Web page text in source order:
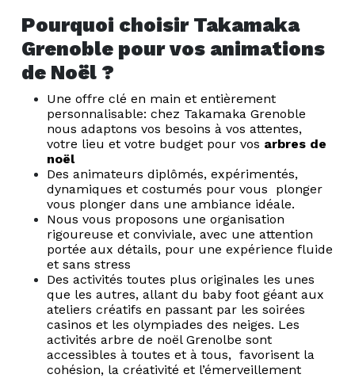
Pourquoi choisir Takamaka
Grenoble pour vos animations
de Noël ?
Une offre clé en main et entièrement
personnalisable: chez Takamaka Grenoble
nous adaptons vos besoins à vos attentes,
votre lieu et votre budget pour vos arbres de
noël
Des animateurs diplômés, expérimentés,
dynamiques et costumés pour vous plonger
vous plonger dans une ambiance idéale.
Nous vous proposons une organisation
rigoureuse et conviviale, avec une attention
portée aux détails, pour une expérience fluide
et sans stress
Des activités toutes plus originales les unes
que les autres, allant du baby foot géant aux
ateliers créatifs en passant par les soirées
casinos et les olympiades des neiges. Les
activités arbre de noël Grenolbe sont
accessibles à toutes et à tous, favorisent la
cohésion, la créativité et l’émerveillement